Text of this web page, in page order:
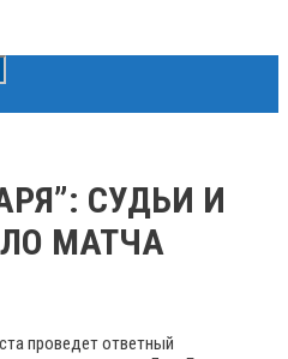
СУДЬИ И
МАТЧА
проведет ответный